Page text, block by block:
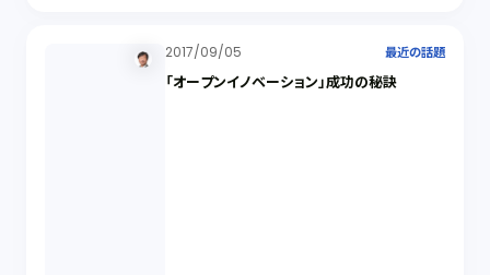
2017/09/05 最近の話題
「オープンイノベーション」成功の秘訣